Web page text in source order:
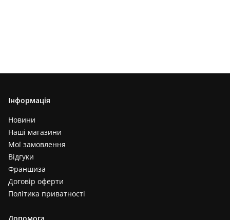
Інформація
Новини
Наші магазини
Мої замовлення
Відгуки
Франшиза
Договір оферти
Політика приватності